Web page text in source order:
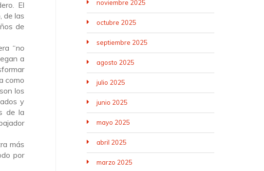
El
de las
de
“no
a
como
los
y
de la
más
por
noviembre 2025
octubre 2025
septiembre 2025
agosto 2025
julio 2025
junio 2025
mayo 2025
abril 2025
marzo 2025